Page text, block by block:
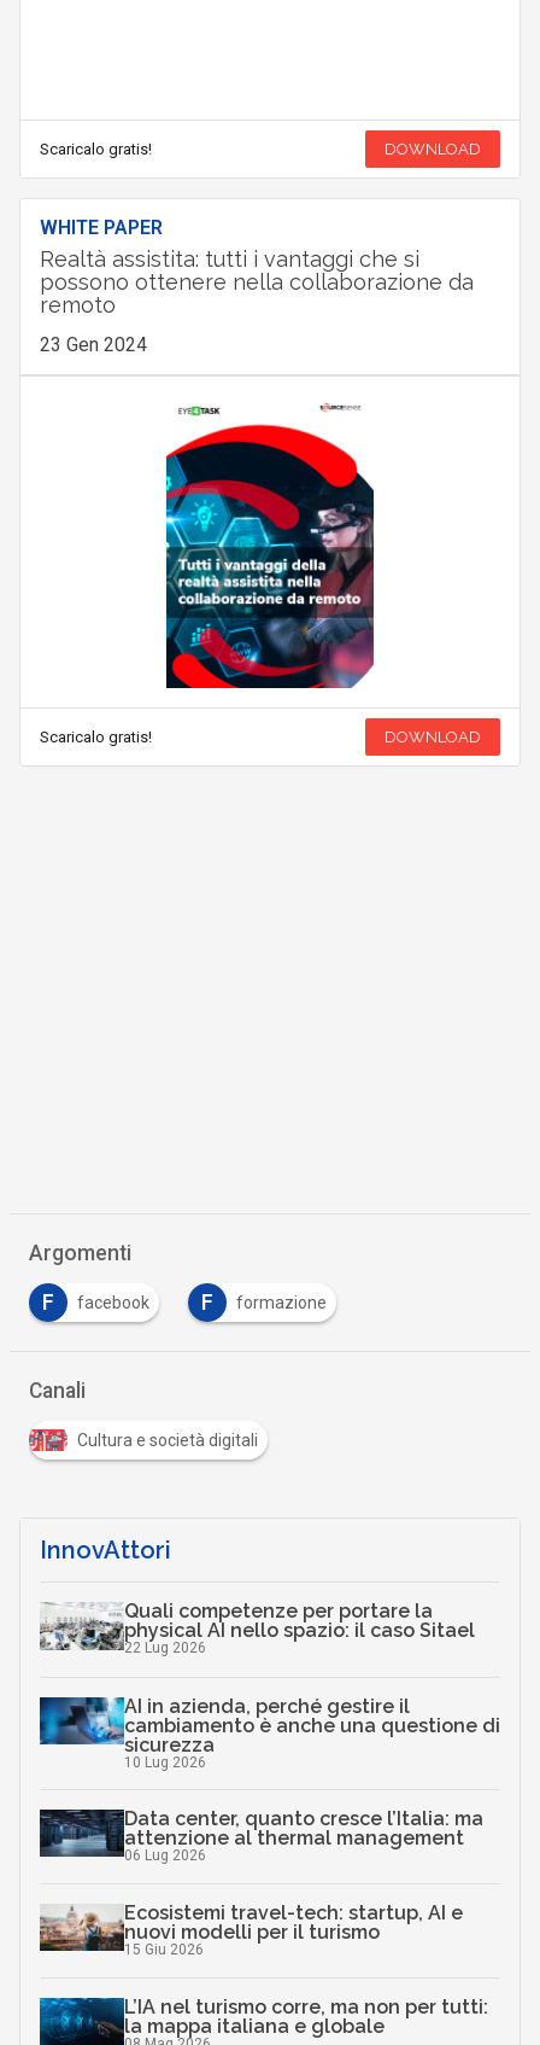
Scaricalo gratis! DOWNLOAD
WHITE PAPER
Realtà assistita: tutti i vantaggi che si
possono ottenere nella collaborazione da
remoto
23 Gen 2024
Scaricalo gratis! DOWNLOAD
Argomenti
F facebook F formazione
Canali
Cultura e società digitali
InnovAttori
Quali competenze per portare la
physical AI nello spazio: il caso Sitael
22 Lug 2026
AI in azienda, perché gestire il
cambiamento è anche una questione di
sicurezza
10 Lug 2026
Data center, quanto cresce l’Italia: ma
attenzione al thermal management
06 Lug 2026
Ecosistemi travel-tech: startup, AI e
nuovi modelli per il turismo
15 Giu 2026
L’IA nel turismo corre, ma non per tutti:
la mappa italiana e globale